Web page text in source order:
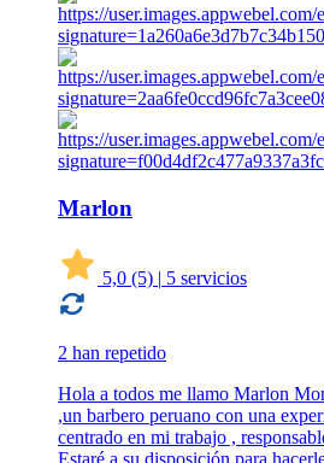
Marlon
5,0 (5) | 5 servicios
2 han repetido
Hola a todos me llamo Marlon
,un barbero peruano con una
centrado en mi trabajo ,
Estaré a su disposición para